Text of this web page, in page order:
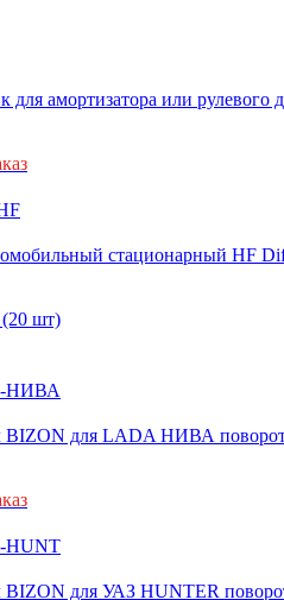
для амортизатора или рулевого
стационарный HF
(20 шт)
НИВА
BIZON для LADA НИВА
HUNT
BIZON для УАЗ HUNTER